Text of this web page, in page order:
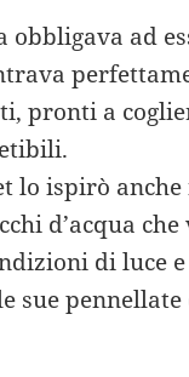
obbligava ad
pronti a
ispirò anche
d’acqua
di luce
sue